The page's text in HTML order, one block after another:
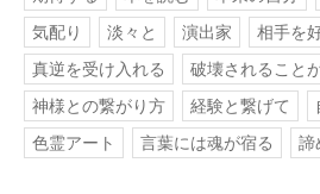
気配り
淡々と 演出家
相手を
真逆を受け入れる
破壊されること
神様との繋がり方
経験と繋げて
色霊アート
言葉には魂が宿る 諦